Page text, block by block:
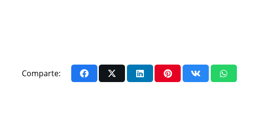
Comparte: